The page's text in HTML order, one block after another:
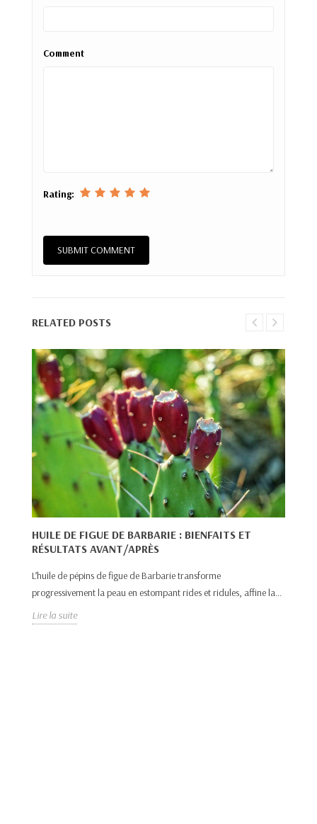
Comment
Rating:
RELATED POSTS
HUILE DE FIGUE DE BARBARIE : BIENFAITS ET
RÉSULTATS AVANT/APRÈS
L’huile de pépins de figue de Barbarie transforme
progressivement la peau en estompant rides et ridules, affine la...
Lire la suite